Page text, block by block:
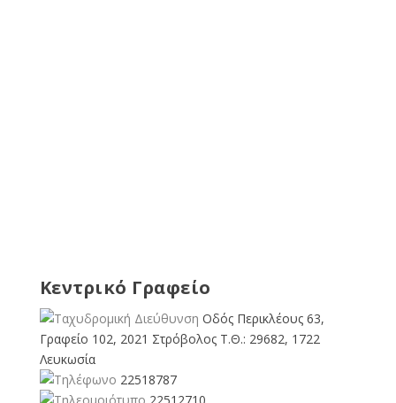
Κεντρικό Γραφείο
Οδός Περικλέους 63,
Γραφείο 102, 2021 Στρόβολος Τ.Θ.: 29682, 1722
Λευκωσία
22518787